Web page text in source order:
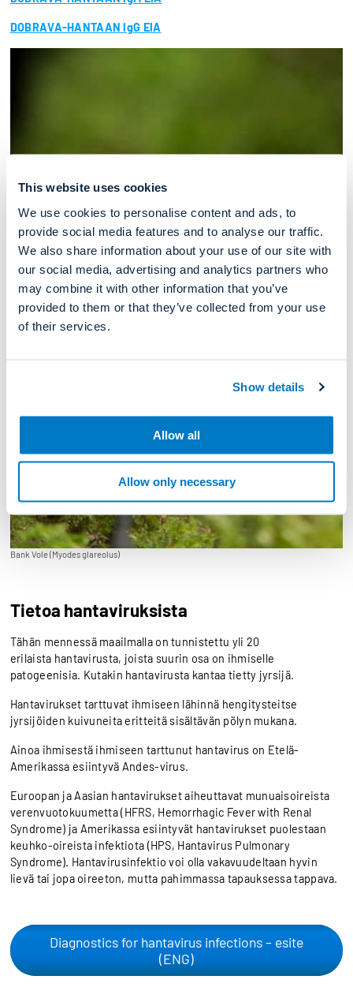
This website uses cookies
We use cookies to personalise content and ads, to
provide social media features and to analyse our traffic.
We also share information about your use of our site with
our social media, advertising and analytics partners who
may combine it with other information that you’ve
provided to them or that they’ve collected from your use
of their services.
Show details
Allow all
Allow only necessary
DOBRAVA-HANTAAN IgG EIA
Bank Vole (Myodes glareolus)
Tietoa hantaviruksista
Tähän mennessä maailmalla on tunnistettu yli 20
erilaista hantavirusta, joista suurin osa on ihmiselle
patogeenisia. Kutakin hantavirusta kantaa tietty jyrsijä.
Hantavirukset tarttuvat ihmiseen lähinnä hengitysteitse
jyrsijöiden kuivuneita eritteitä sisältävän pölyn mukana.
Ainoa ihmisestä ihmiseen tarttunut hantavirus on Etelä-
Amerikassa esiintyvä Andes-virus.
Euroopan ja Aasian hantavirukset aiheuttavat munuaisoireista
verenvuotokuumetta (HFRS, Hemorrhagic Fever with Renal
Syndrome) ja Amerikassa esiintyvät hantavirukset puolestaan
keuhko-oireista infektiota (HPS, Hantavirus Pulmonary
Syndrome). Hantavirusinfektio voi olla vakavuudeltaan hyvin
lievä tai jopa oireeton, mutta pahimmassa tapauksessa tappava.
Diagnostics for hantavirus infections – esite
(ENG)